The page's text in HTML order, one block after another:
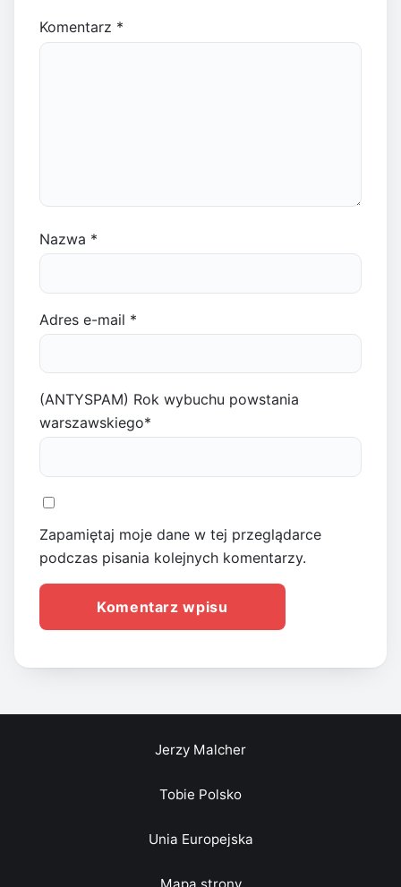
Komentarz *
Nazwa *
Adres e-mail *
(ANTYSPAM) Rok wybuchu powstania
warszawskiego*
Zapamiętaj moje dane w tej przeglądarce
podczas pisania kolejnych komentarzy.
Jerzy Malcher
Tobie Polsko
Unia Europejska
Mapa strony